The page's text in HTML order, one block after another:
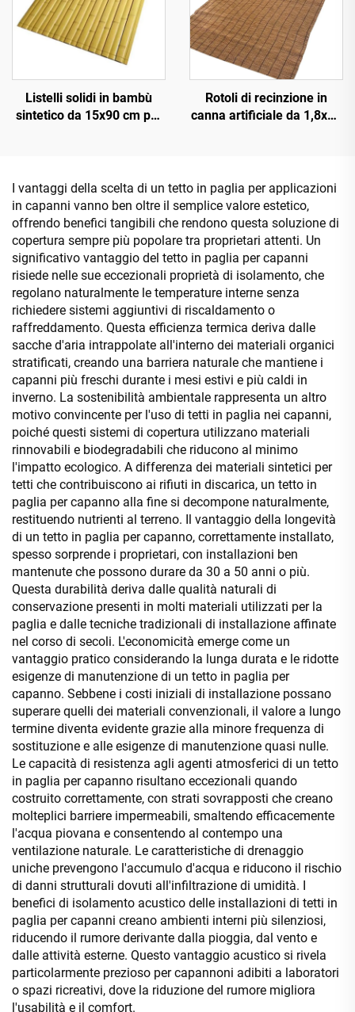
Listelli solidi in bambù
sintetico da 15x90 cm per
Rotoli di recinzione in
canna artificiale da 1,8x10
I vantaggi della scelta di un tetto in paglia per applicazioni
in capanni vanno ben oltre il semplice valore estetico,
offrendo benefici tangibili che rendono questa soluzione di
copertura sempre più popolare tra proprietari attenti. Un
significativo vantaggio del tetto in paglia per capanni
risiede nelle sue eccezionali proprietà di isolamento, che
regolano naturalmente le temperature interne senza
richiedere sistemi aggiuntivi di riscaldamento o
raffreddamento. Questa efficienza termica deriva dalle
sacche d'aria intrappolate all'interno dei materiali organici
stratificati, creando una barriera naturale che mantiene i
capanni più freschi durante i mesi estivi e più caldi in
inverno. La sostenibilità ambientale rappresenta un altro
motivo convincente per l'uso di tetti in paglia nei capanni,
poiché questi sistemi di copertura utilizzano materiali
rinnovabili e biodegradabili che riducono al minimo
l'impatto ecologico. A differenza dei materiali sintetici per
tetti che contribuiscono ai rifiuti in discarica, un tetto in
paglia per capanno alla fine si decompone naturalmente,
restituendo nutrienti al terreno. Il vantaggio della longevità
di un tetto in paglia per capanno, correttamente installato,
spesso sorprende i proprietari, con installazioni ben
mantenute che possono durare da 30 a 50 anni o più.
Questa durabilità deriva dalle qualità naturali di
conservazione presenti in molti materiali utilizzati per la
paglia e dalle tecniche tradizionali di installazione affinate
nel corso di secoli. L'economicità emerge come un
vantaggio pratico considerando la lunga durata e le ridotte
esigenze di manutenzione di un tetto in paglia per
capanno. Sebbene i costi iniziali di installazione possano
superare quelli dei materiali convenzionali, il valore a lungo
termine diventa evidente grazie alla minore frequenza di
sostituzione e alle esigenze di manutenzione quasi nulle.
Le capacità di resistenza agli agenti atmosferici di un tetto
in paglia per capanno risultano eccezionali quando
costruito correttamente, con strati sovrapposti che creano
molteplici barriere impermeabili, smaltendo efficacemente
l'acqua piovana e consentendo al contempo una
ventilazione naturale. Le caratteristiche di drenaggio
uniche prevengono l'accumulo d'acqua e riducono il rischio
di danni strutturali dovuti all'infiltrazione di umidità. I
benefici di isolamento acustico delle installazioni di tetti in
paglia per capanni creano ambienti interni più silenziosi,
riducendo il rumore derivante dalla pioggia, dal vento e
dalle attività esterne. Questo vantaggio acustico si rivela
particolarmente prezioso per capannoni adibiti a laboratori
o spazi ricreativi, dove la riduzione del rumore migliora
l'usabilità e il comfort.